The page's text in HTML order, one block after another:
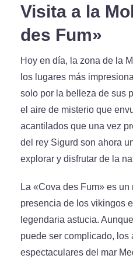
Visita a la
des Fum»
Hoy en día, la zona de la
los lugares más
solo por la belleza de sus
el aire de misterio que
acantilados que una vez
del rey Sigurd son ahora
explorar y disfrutar de la
La «Cova des Fum» es
presencia de los vikingos
legendaria astucia.
puede ser complicado,
espectaculares del mar